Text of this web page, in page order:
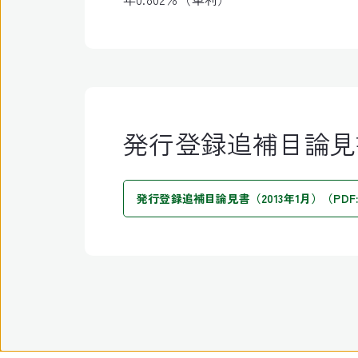
発行登録追補目論
発行登録追補目論見書（2013年1月）（